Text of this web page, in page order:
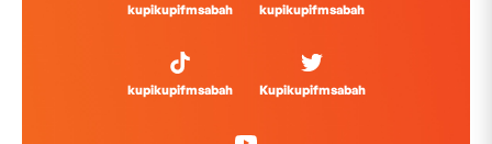
kupikupifmsabah kupikupifmsabah
kupikupifmsabah Kupikupifmsabah